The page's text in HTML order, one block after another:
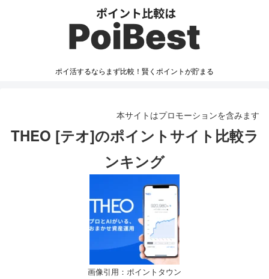
ポイ活するならまず比較！賢くポイントが貯まる
本サイトはプロモーションを含みます
THEO [テオ]のポイントサイト比較ラ
ンキング
画像引用：ポイントタウン